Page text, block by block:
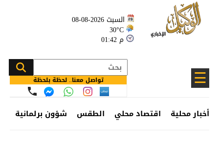
السبت 2026-08-08
30°C
01:42 م
☰ تواصل معنا.. لحظة بلحظة
أخبار محلية اقتصاد محلي الطقس شؤون برلمانية